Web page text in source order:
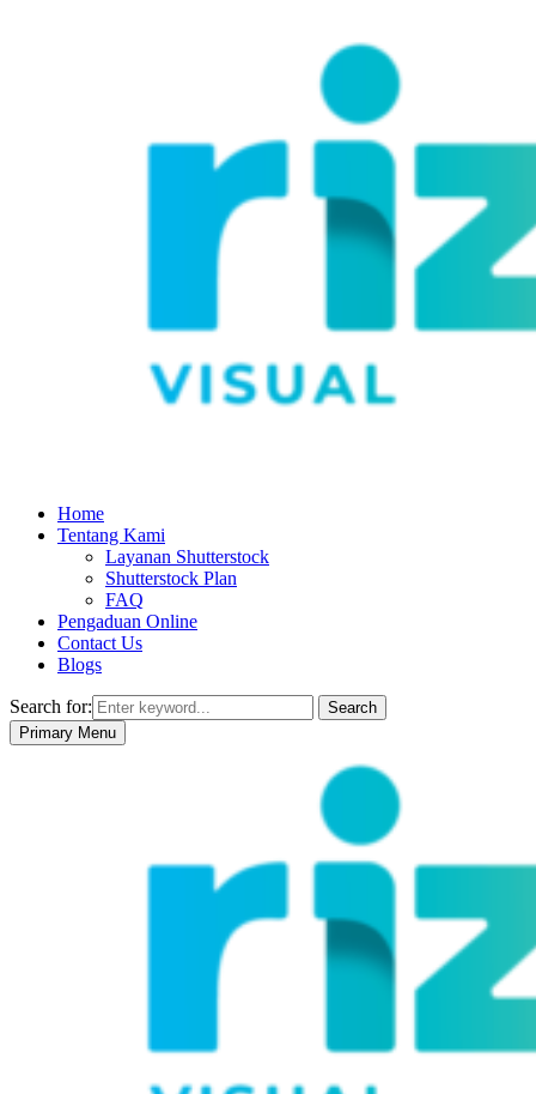
Home
Tentang Kami
Layanan Shutterstock
Shutterstock Plan
FAQ
Pengaduan Online
Contact Us
Blogs
Search for:
Search
Primary Menu